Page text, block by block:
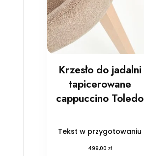
Krzesło do jadalni
tapicerowane
cappuccino Toledo
Tekst w przygotowaniu
499,00 zł